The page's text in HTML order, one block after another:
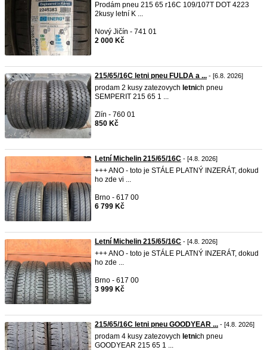
Prodám pneu 215 65 r16C 109/107T DOT 4223
2kusy letní K ...
Nový Jičín - 741 01
2 000 Kč
215/65/16C letni pneu FULDA a ... - [6.8. 2026]
prodam 2 kusy zatezovych letnich pneu
SEMPERIT 215 65 1 ...
Zlín - 760 01
850 Kč
Letní Michelin 215/65/16C - [4.8. 2026]
+++ ANO - toto je STÁLE PLATNÝ INZERÁT, dokud
ho zde vi ...
Brno - 617 00
6 799 Kč
Letní Michelin 215/65/16C - [4.8. 2026]
+++ ANO - toto je STÁLE PLATNÝ INZERÁT, dokud
ho zde ...
Brno - 617 00
3 999 Kč
215/65/16C letni pneu GOODYEAR ... - [4.8. 2026]
prodam 4 kusy zatezovych letnich pneu
GOODYEAR 215 65 1 ...